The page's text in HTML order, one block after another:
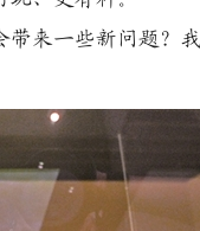
来一些新问题？我